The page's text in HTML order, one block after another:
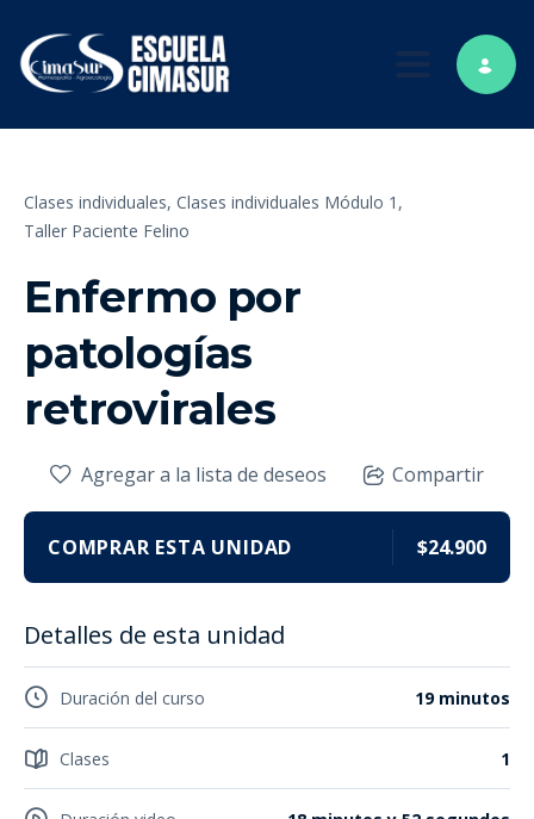
Toggle
Clases individuales, Clases individuales Módulo 1,
Taller Paciente Felino
Enfermo por
patologías
retrovirales
Agregar a la lista de deseos Compartir
COMPRAR ESTA UNIDAD $24.900
Detalles de esta unidad
Duración del curso 19 minutos
Clases 1